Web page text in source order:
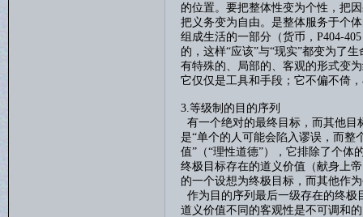
的位置。要把整体性变为个性，把
把义务变为自由。是整体服务于个
组成生活的一部分（货币， P404-405
的，这样“应该”与“现实”都变为了
有特殊的、局部的、客观的形式变
它仅仅是工具和手段；它不偏不倚
3.等级制的目的序列
有一个绝对的最终目标，而其他目
是“单个的人可能会陷入谬误，而整
值”（“理性道德”），它排除了个体
终极目标存在的道义价值（献身上
的一个设想为终极目标，而其他作
作为目的序列最后一级存在的终极
道义价值不同的客观性是不可调和